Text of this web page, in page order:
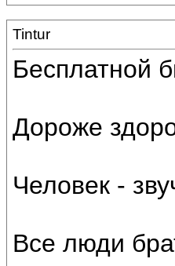
Tintur
Бесплатной
Дороже
Человек -
Все люди